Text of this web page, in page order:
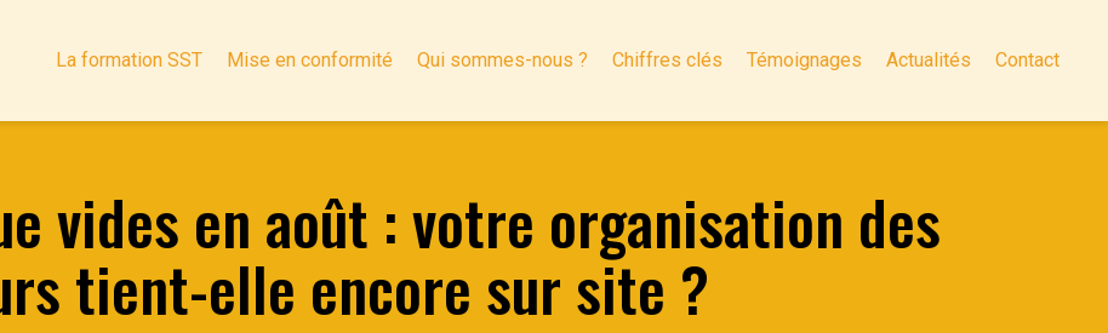
La formation SST Mise en conformité Qui sommes-nous ? Chiffres clés Témoignages Actualités Contact
vides en août : votre organisation des
tient-elle encore sur site ?